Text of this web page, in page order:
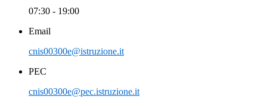
07:30 - 19:00
Email
cnis00300e@istruzione.it
PEC
cnis00300e@pec.istruzione.it